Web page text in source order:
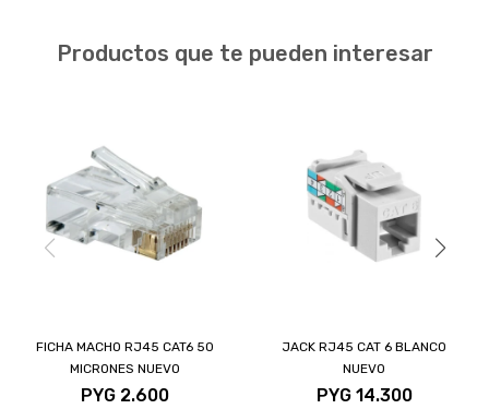
Productos que te pueden interesar
FICHA MACHO RJ45 CAT6 50
MICRONES NUEVO
PYG 2.600
JACK RJ45 CAT 6 BLANCO
NUEVO
PYG 14.300